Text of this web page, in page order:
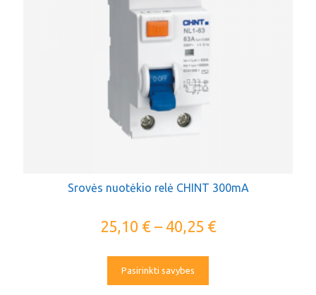
Srovės nuotėkio relė CHINT 300mA
25,10 €– 40,25 €
Pasirinkti savybes